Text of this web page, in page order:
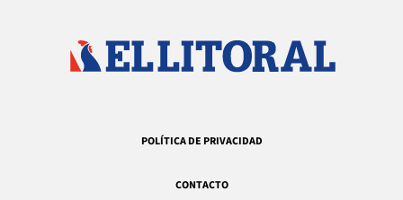
POLÍTICA DE PRIVACIDAD
CONTACTO